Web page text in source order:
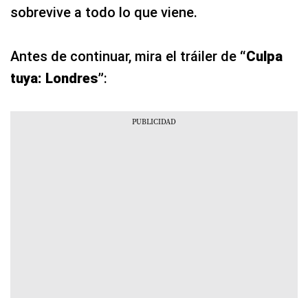
sobrevive a todo lo que viene.
Antes de continuar, mira el tráiler de “Culpa
tuya: Londres”: